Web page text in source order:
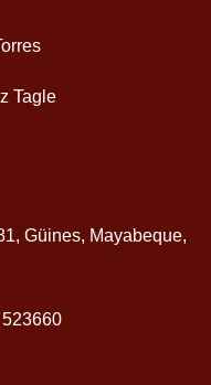
Tagle
Güines, Mayabeque,